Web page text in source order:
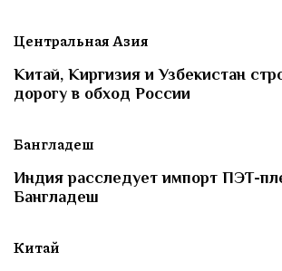
Центральная Азия
Китай, Киргизия и Узбекистан
дорогу в обход России
Бангладеш
Индия расследует импорт ПЭТ-
Бангладеш
Китай